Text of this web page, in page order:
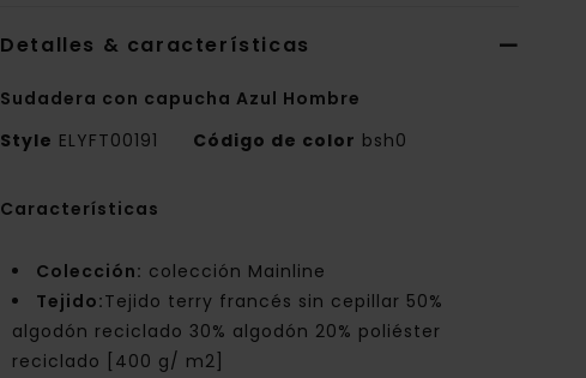
Detalles & características
Sudadera con capucha Azul Hombre
Style ELYFT00191 Código de color bsh0
Características
Colección: colección Mainline
Tejido:Tejido terry francés sin cepillar 50%
algodón reciclado 30% algodón 20% poliéster
reciclado [400 g/ m2]